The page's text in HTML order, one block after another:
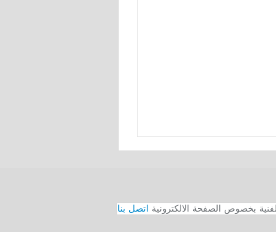
اتصل بنا